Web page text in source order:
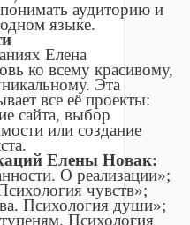
аудиторию и
языке.
Елена
ко всему красивому,
Эта
все её проекты:
сайта, выбор
или создание
Елены Новак:
О реализации»;
чувств»;
Психология души»;
Психология